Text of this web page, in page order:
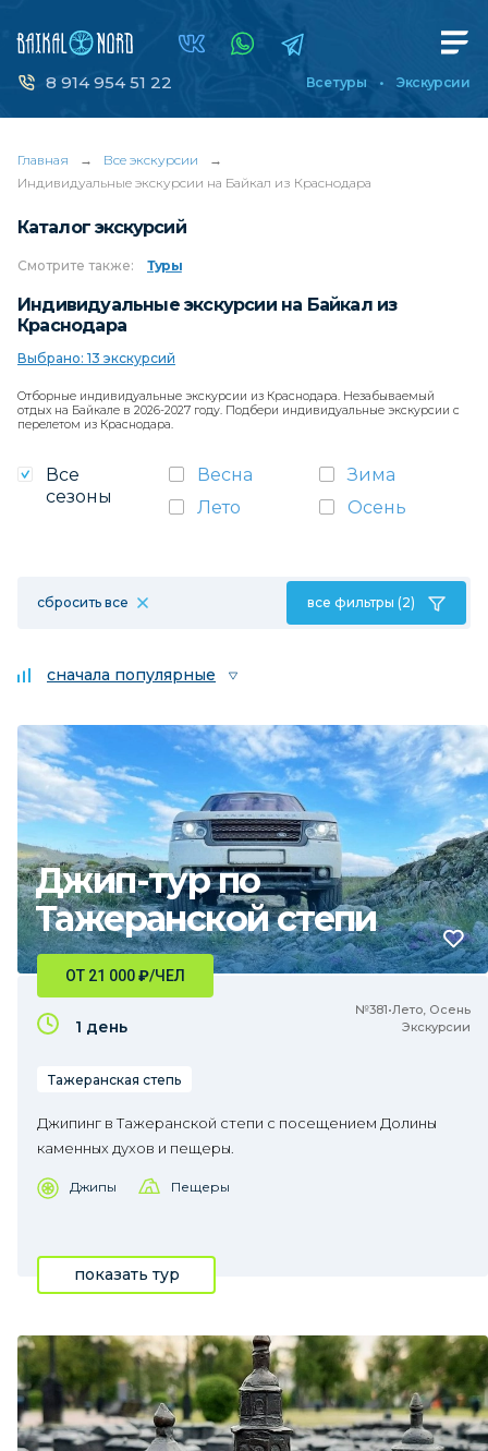
8 914 954 51 22 Все туры Экскурсии
Главная → Все экскурсии
→
Индивидуальные экскурсии на Байкал из Краснодара
Каталог экскурсий
Смотрите также: Туры
Индивидуальные экскурсии на Байкал из
Краснодара
Выбрано: 13 экскурсий
Отборные индивидуальные экскурсии из Краснодара. Незабываемый
отдых на Байкале в 2026-2027 году. Подбери индивидуальные экскурсии с
перелетом из Краснодара.
Все
сезоны
Весна
Зима
Лето
Осень
сбросить все все фильтры (2)
сначала популярные
Джип-тур по
Тажеранской степи
№381•Лето, Осень
Экскурсии
ОТ 21 000₽/ЧЕЛ
1 день
Тажеранская степь
Джипинг в Тажеранской степи с посещением Долины
каменных духов и пещеры.
Джипы Пещеры
показать тур